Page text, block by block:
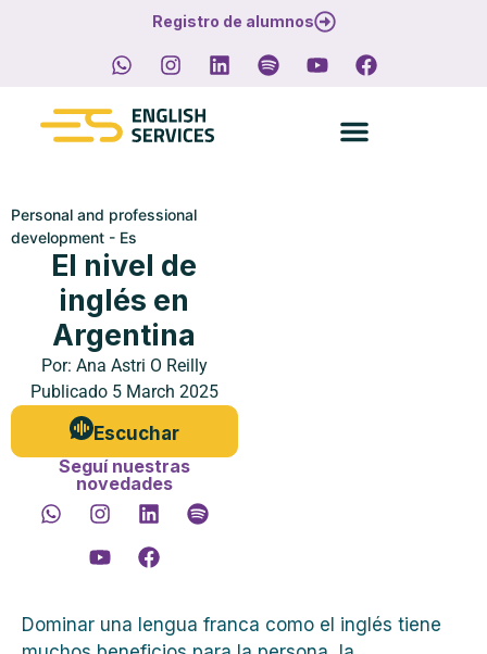
Registro de alumnos
Personal and professional
development - Es
El nivel de
inglés en
Argentina
Por: Ana Astri O Reilly
Publicado 5 March 2025
Escuchar
Seguí nuestras
novedades
Dominar una lengua franca como el inglés tiene